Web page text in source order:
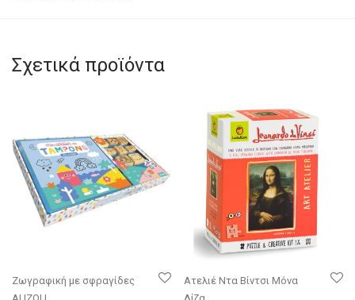
Σχετικά προϊόντα
Ζωγραφική με σφραγίδες
Ατελιέ Ντα Βίντσι Μόνα